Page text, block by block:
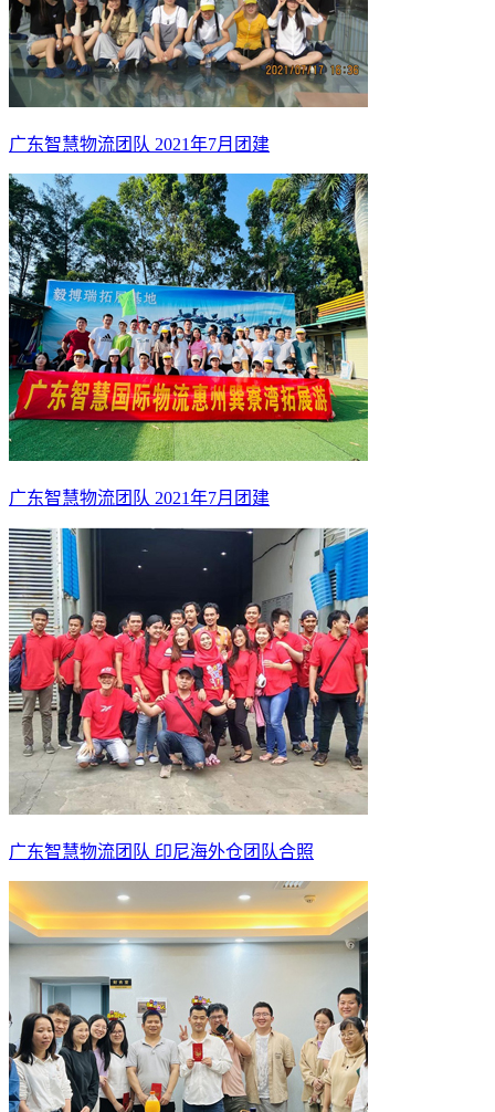
广东智慧物流团队 2021年7月团建
广东智慧物流团队 2021年7月团建
广东智慧物流团队 印尼海外仓团队合照